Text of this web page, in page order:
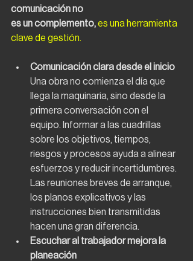
comunicación no
es un complemento, es una herramienta
clave de gestión.
Comunicación clara desde el inicio
Una obra no comienza el día que
llega la maquinaria, sino desde la
primera conversación con el
equipo. Informar a las cuadrillas
sobre los objetivos, tiempos,
riesgos y procesos ayuda a alinear
esfuerzos y reducir incertidumbres.
Las reuniones breves de arranque,
los planos explicativos y las
instrucciones bien transmitidas
hacen una gran diferencia.
Escuchar al trabajador mejora la
planeación